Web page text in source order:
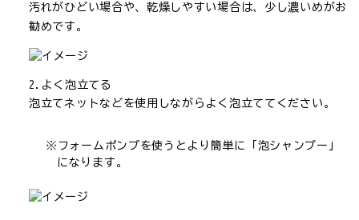
汚れがひどい場合や、乾燥しやすい場合は、少し濃いめがお
勧めです。
よく泡立てる
泡立てネットなどを使用しながらよく泡立ててください。
フォームポンプを使うとより簡単に「泡シャンプー」
になります。